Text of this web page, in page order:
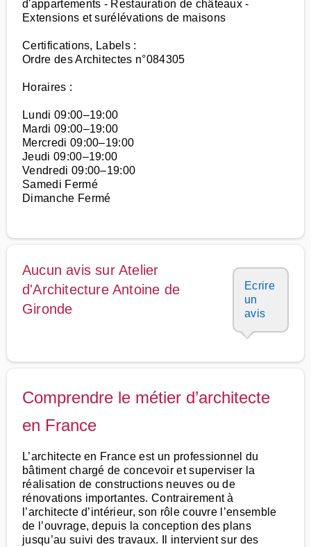
d'appartements - Restauration de châteaux -
Extensions et surélévations de maisons
Certifications, Labels :
Ordre des Architectes n°084305
Horaires :
Lundi 09:00–19:00
Mardi 09:00–19:00
Mercredi 09:00–19:00
Jeudi 09:00–19:00
Vendredi 09:00–19:00
Samedi Fermé
Dimanche Fermé
Aucun avis sur Atelier
d'Architecture Antoine de
Gironde
Ecrire
un
avis
Comprendre le métier d’architecte
en France
L’architecte en France est un professionnel du
bâtiment chargé de concevoir et superviser la
réalisation de constructions neuves ou de
rénovations importantes. Contrairement à
l’architecte d’intérieur, son rôle couvre l’ensemble
de l’ouvrage, depuis la conception des plans
jusqu’au suivi des travaux. Il intervient sur des